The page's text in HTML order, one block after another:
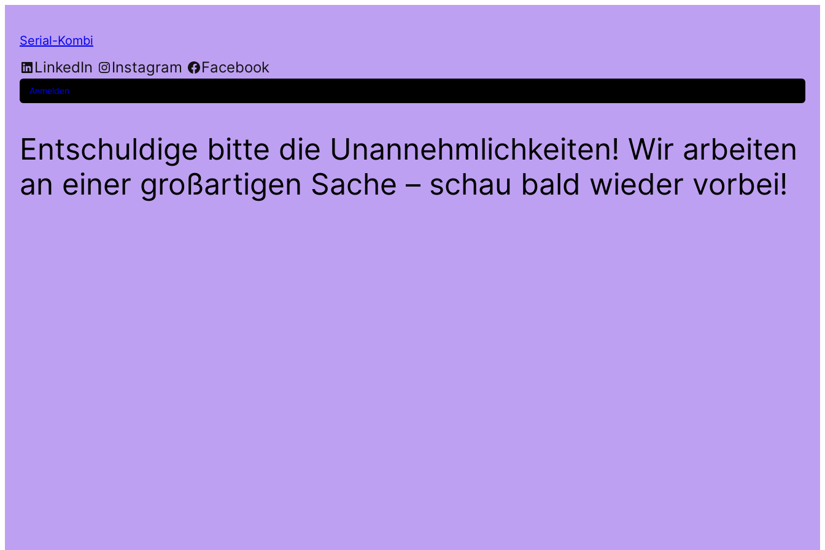
Serial-Kombi
LinkedIn Instagram Facebook
Anmelden
Entschuldige bitte die Unannehmlichkeiten! Wir arbeiten
an einer großartigen Sache – schau bald wieder vorbei!